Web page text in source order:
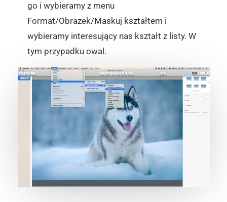
go i wybieramy z menu
Format/Obrazek/Maskuj kształtem i
wybieramy interesujący nas kształt z listy. W
tym przypadku owal.